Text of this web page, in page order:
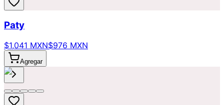
Paty
$1,041 MXN$976 MXN
Agregar